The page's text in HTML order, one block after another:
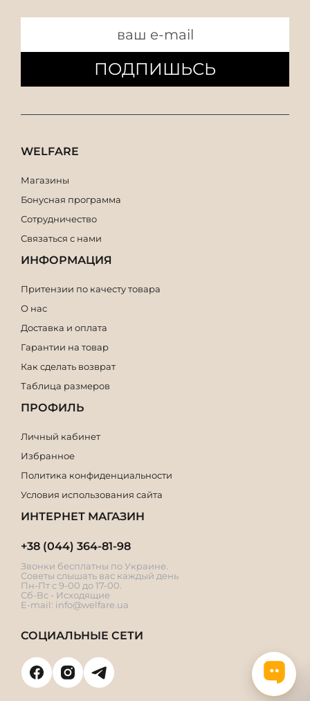
ПОДПИШЬСЬ
WELFARE
Магазины
Бонусная программа
Сотрудничество
Связаться с нами
ИНФОРМАЦИЯ
Притензии по качесту товара
О нас
Доставка и оплата
Гарантии на товар
Как сделать возврат
Таблица размеров
ПРОФИЛЬ
Личный кабинет
Избранное
Политика конфиденциальности
Условия использования сайта
ИНТЕРНЕТ МАГАЗИН
+38 (044) 364-81-98
Звонки бесплатны по Украине.
Советы слышать вас каждый день
Пн-Пт с 9-00 до 17-00.
Сб-Вс - Исходящие
E-mail: info@welfare.ua
СОЦИАЛЬНЫЕ СЕТИ